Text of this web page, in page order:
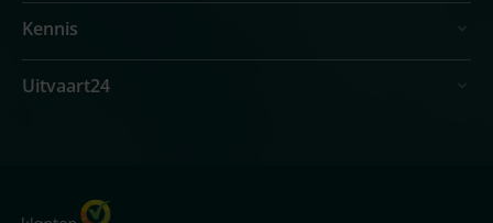
Kennis
Uitvaart24